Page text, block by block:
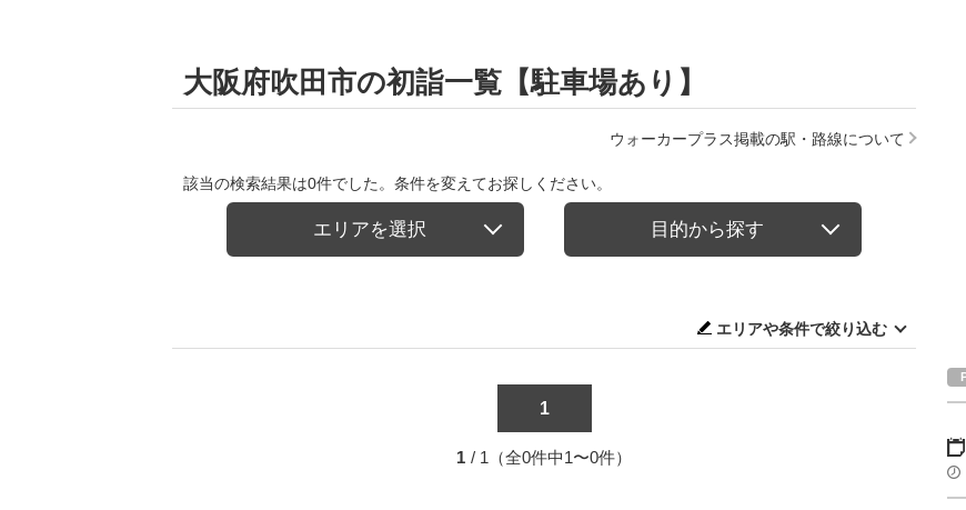
大阪府吹田市の初詣一覧【駐車場あり】
ウォーカープラス掲載の駅・路線について
該当の検索結果は0件でした。条件を変えてお探しください。
エリアを選択 目的から探す
エリアや条件で絞り込む
1
1 / 1（全0件中1〜0件）